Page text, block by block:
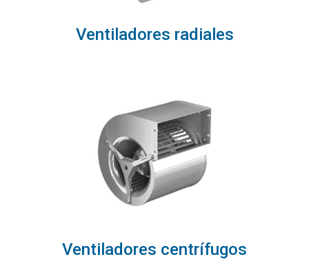
Ventiladores radiales
Ventiladores centrífugos